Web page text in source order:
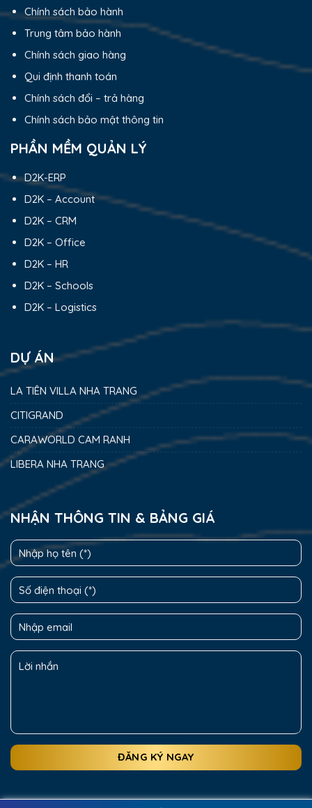
Chính sách bảo hành
Trung tâm bảo hành
Chính sách giao hàng
Qui định thanh toán
Chính sách đổi – trả hàng
Chính sách bảo mật thông tin
PHẦN MỀM QUẢN LÝ
D2K-ERP
D2K – Account
D2K – CRM
D2K – Office
D2K – HR
D2K – Schools
D2K – Logistics
DỰ ÁN
LA TIÊN VILLA NHA TRANG
CITIGRAND
CARAWORLD CAM RANH
LIBERA NHA TRANG
NHẬN THÔNG TIN & BẢNG GIÁ